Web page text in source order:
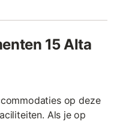
15 Alta
op deze
Als je op